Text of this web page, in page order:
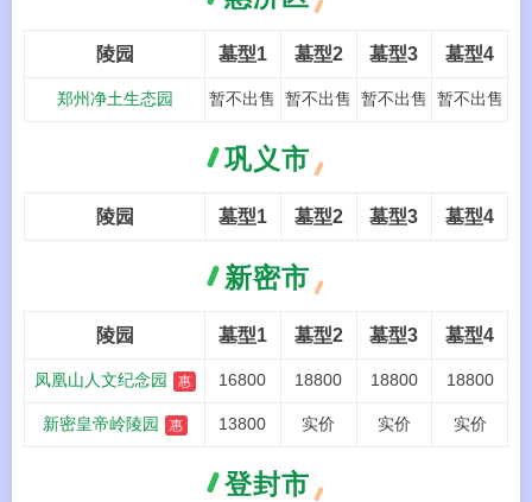
陵园 墓型1 墓型2 墓型3 墓型4
郑州净土生态园 暂不出售 暂不出售 暂不出售 暂不出售
巩义市
陵园 墓型1 墓型2 墓型3 墓型4
新密市
陵园 墓型1 墓型2 墓型3 墓型4
凤凰山人文纪念园 惠 16800 18800 18800 18800
新密皇帝岭陵园 惠 13800 实价 实价 实价
登封市